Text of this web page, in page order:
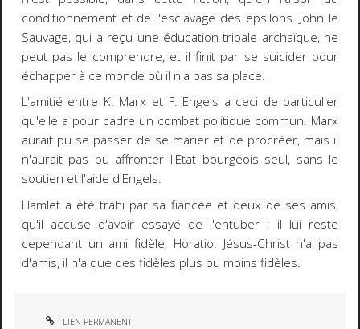
conditionnement et de l'esclavage des epsilons. John le
Sauvage, qui a reçu une éducation tribale archaïque, ne
peut pas le comprendre, et il finit par se suicider pour
échapper à ce monde où il n'a pas sa place.
L'amitié entre K. Marx et F. Engels a ceci de particulier
qu'elle a pour cadre un combat politique commun. Marx
aurait pu se passer de se marier et de procréer, mais il
n'aurait pas pu affronter l'Etat bourgeois seul, sans le
soutien et l'aide d'Engels.
Hamlet a été trahi par sa fiancée et deux de ses amis,
qu'il accuse d'avoir essayé de l'entuber ; il lui reste
cependant un ami fidèle, Horatio. Jésus-Christ n'a pas
d'amis, il n'a que des fidèles plus ou moins fidèles.
LIEN PERMANENT